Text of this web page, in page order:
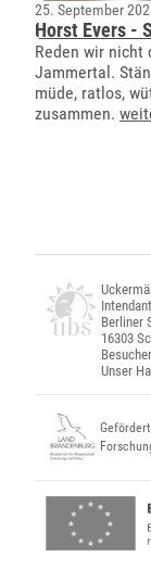
25. September
Horst Evers -
Reden wir nicht
Jammertal.
müde, ratlos,
zusammen.
Berliner
16303
Unser